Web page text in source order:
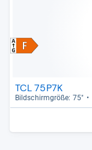
TCL 75P7K
Bild­schirm­größe: 75"